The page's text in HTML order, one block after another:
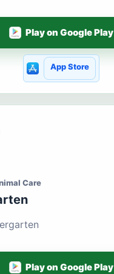
Play on Google Play
App Store
Care
Play on Google Play